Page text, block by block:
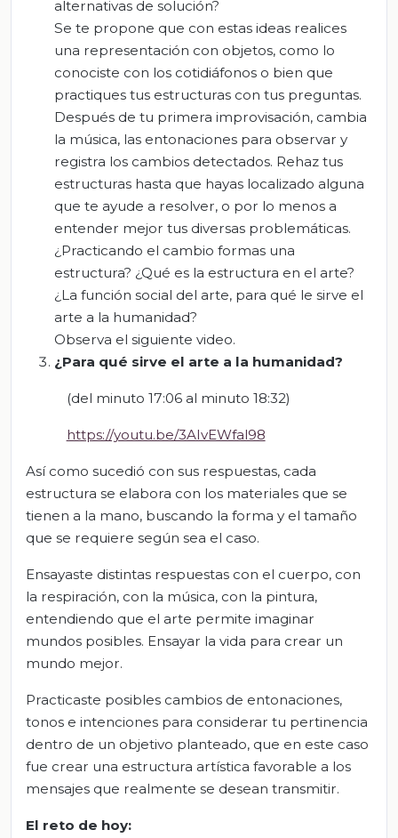
alternativas de solución?
Se te propone que con estas ideas realices
una representación con objetos, como lo
conociste con los cotidiáfonos o bien que
practiques tus estructuras con tus preguntas.
Después de tu primera improvisación, cambia
la música, las entonaciones para observar y
registra los cambios detectados. Rehaz tus
estructuras hasta que hayas localizado alguna
que te ayude a resolver, o por lo menos a
entender mejor tus diversas problemáticas.
¿Practicando el cambio formas una
estructura? ¿Qué es la estructura en el arte?
¿La función social del arte, para qué le sirve el
arte a la humanidad?
Observa el siguiente video.
¿Para qué sirve el arte a la humanidad?
(del minuto 17:06 al minuto 18:32)
https://youtu.be/3AIvEWfal98
Así como sucedió con sus respuestas, cada
estructura se elabora con los materiales que se
tienen a la mano, buscando la forma y el tamaño
que se requiere según sea el caso.
Ensayaste distintas respuestas con el cuerpo, con
la respiración, con la música, con la pintura,
entendiendo que el arte permite imaginar
mundos posibles. Ensayar la vida para crear un
mundo mejor.
Practicaste posibles cambios de entonaciones,
tonos e intenciones para considerar tu pertinencia
dentro de un objetivo planteado, que en este caso
fue crear una estructura artística favorable a los
mensajes que realmente se desean transmitir.
El reto de hoy: